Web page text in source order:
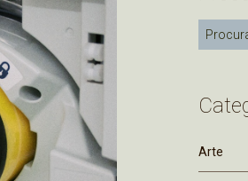
Arte